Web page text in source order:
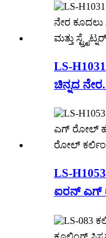
LS-
ಚಿನ್ನದ
LS-
ಐರನ್ ಎಗ್